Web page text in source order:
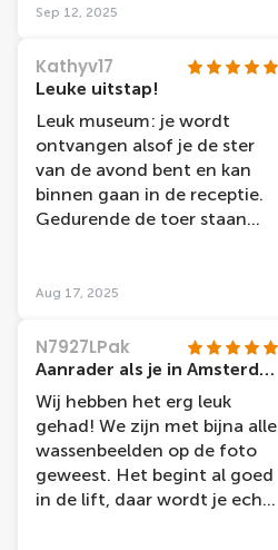
paar nl
andre van duin,max v
erstappen en andre rieu
Sep 12, 2025
Kathyv17
Leuke uitstap!
Leuk museum: je wordt
ontvangen alsof je de ster
van de avond bent en kan
binnen gaan in de receptie.
Gedurende de toer staan
functie van de persoon. De
oud, sommigen mogen al
wat gerepareerd worden.
Maar we hadden een super
leuke uitstap, hebben veel
gelachen en vonden het
zeker de moeite waard!
Aug 17, 2025
N7927LPak
Aanrader als je in Amsterdam bent!
Wij hebben het erg leuk
gehad! We zijn met bijna alle
wassenbeelden op de foto
geweest. Het begint al goed
in de lift, daar wordt je echt